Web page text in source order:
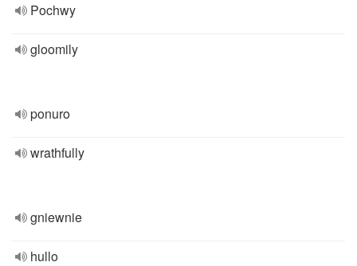
Pochwy
gloomily
ponuro
wrathfully
gniewnie
hullo